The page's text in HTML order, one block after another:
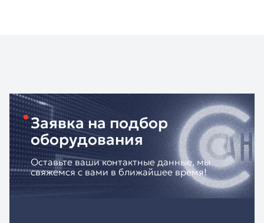
Заявка на подбор
оборудования
Оставьте ваши контактные данные, мы
свяжемся с вами в ближайшее время!